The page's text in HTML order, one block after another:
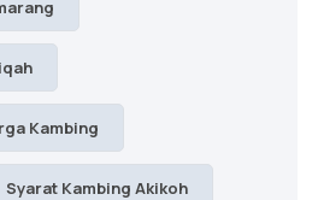
Kambing
Syarat Kambing Akikoh